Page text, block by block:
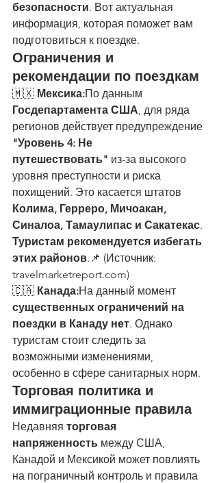
безопасности. Вот актуальная
информация, которая поможет вам
подготовиться к поездке.
Ограничения и
рекомендации по поездкам
🇲🇽 Мексика:По данным
Госдепартамента США, для ряда
регионов действует предупреждение
"Уровень 4: Не
путешествовать" из-за высокого
уровня преступности и риска
похищений. Это касается штатов
Колима, Герреро, Мичоакан,
Синалоа, Тамаулипас и Сакатекас.
Туристам рекомендуется избегать
этих районов.📌 (Источник:
travelmarketreport.com)
🇨🇦 Канада:На данный момент
существенных ограничений на
поездки в Канаду нет. Однако
туристам стоит следить за
возможными изменениями,
особенно в сфере санитарных норм.
Торговая политика и
иммиграционные правила
Недавняя торговая
напряженность между США,
Канадой и Мексикой может повлиять
на пограничный контроль и правила